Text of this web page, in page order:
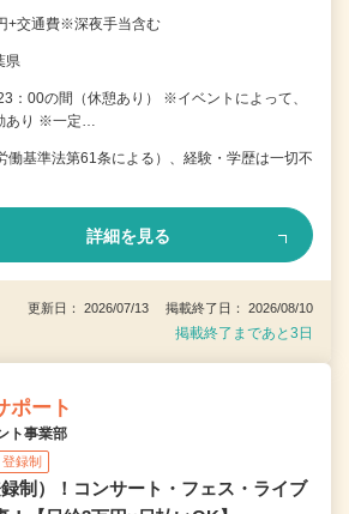
+交通費※深夜手当含む
県
：00の間（休憩あり） ※イベントによって、
あり ※一定…
働基準法第61条による）、経験・学歴は一切不
詳細を見る
更新日： 2026/07/13 掲載終了日： 2026/08/10
掲載終了まであと3日
ポート
ト事業部
登録制
制）！コンサート・フェス・ライブ